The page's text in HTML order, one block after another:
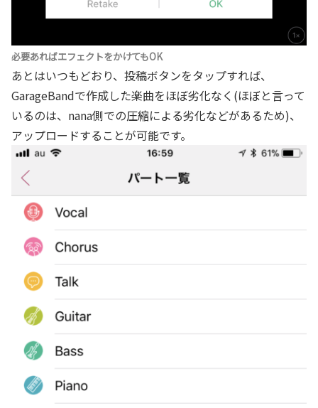
必要あればエフェクトをかけてもOK
あとはいつもどおり、投稿ボタンをタップすれば、
GarageBandで作成した楽曲をほぼ劣化なく(ほぼと言って
いるのは、nana側での圧縮による劣化などがあるため)、
アップロードすることが可能です。